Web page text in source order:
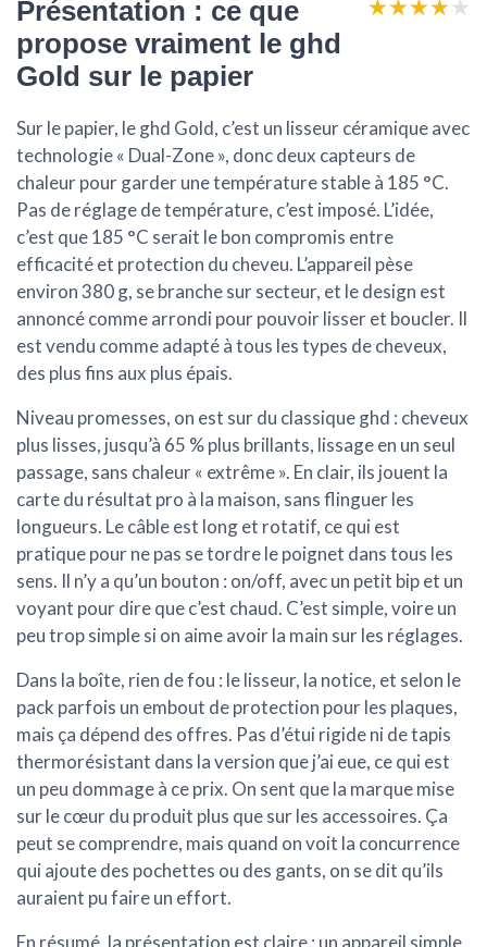
Présentation : ce que
propose vraiment le ghd
Gold sur le papier
★★★★★
★★★★★
Sur le papier, le ghd Gold, c’est un lisseur céramique avec
technologie « Dual-Zone », donc deux capteurs de
chaleur pour garder une température stable à 185 °C.
Pas de réglage de température, c’est imposé. L’idée,
c’est que 185 °C serait le bon compromis entre
efficacité et protection du cheveu. L’appareil pèse
environ 380 g, se branche sur secteur, et le design est
annoncé comme arrondi pour pouvoir lisser et boucler. Il
est vendu comme adapté à tous les types de cheveux,
des plus fins aux plus épais.
Niveau promesses, on est sur du classique ghd : cheveux
plus lisses, jusqu’à 65 % plus brillants, lissage en un seul
passage, sans chaleur « extrême ». En clair, ils jouent la
carte du résultat pro à la maison, sans flinguer les
longueurs. Le câble est long et rotatif, ce qui est
pratique pour ne pas se tordre le poignet dans tous les
sens. Il n’y a qu’un bouton : on/off, avec un petit bip et un
voyant pour dire que c’est chaud. C’est simple, voire un
peu trop simple si on aime avoir la main sur les réglages.
Dans la boîte, rien de fou : le lisseur, la notice, et selon le
pack parfois un embout de protection pour les plaques,
mais ça dépend des offres. Pas d’étui rigide ni de tapis
thermorésistant dans la version que j’ai eue, ce qui est
un peu dommage à ce prix. On sent que la marque mise
sur le cœur du produit plus que sur les accessoires. Ça
peut se comprendre, mais quand on voit la concurrence
qui ajoute des pochettes ou des gants, on se dit qu’ils
auraient pu faire un effort.
En résumé, la présentation est claire : un appareil simple